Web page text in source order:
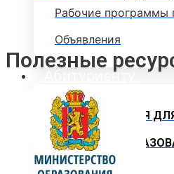
Рабочие программы
Объявления
Абитуриенту
ИНФОРМАЦИЯ
ВЫСШЕЕ
Полезные